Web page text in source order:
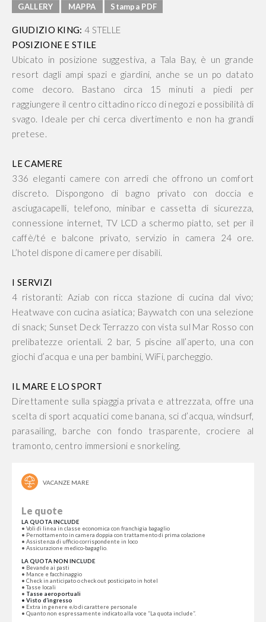
GALLERY MAPPA Stampa PDF
GIUDIZIO KING: 4 STELLE
POSIZIONE E STILE
Ubicato in posizione suggestiva, a Tala Bay, è un grande
resort dagli ampi spazi e giardini, anche se un po datato
come decoro. Bastano circa 15 minuti a piedi per
raggiungere il centro cittadino ricco di negozi e possibilità di
svago. Ideale per chi cerca divertimento e non ha grandi
pretese.
LE CAMERE
336 eleganti camere con arredi che offrono un comfort
discreto. Dispongono di bagno privato con doccia e
asciugacapelli, telefono, minibar e cassetta di sicurezza,
connessione internet, TV LCD a schermo piatto, set per il
caffè/té e balcone privato, servizio in camera 24 ore.
L’hotel dispone di camere per disabili.
I SERVIZI
4 ristoranti: Aziab con ricca stazione di cucina dal vivo;
Heatwave con cucina asiatica; Baywatch con una selezione
di snack; Sunset Deck Terrazzo con vista sul Mar Rosso con
prelibatezze orientali. 2 bar, 5 piscine all’aperto, una con
giochi d’acqua e una per bambini, WiFi, parcheggio.
IL MARE E LO SPORT
Direttamente sulla spiaggia privata e attrezzata, offre una
scelta di sport acquatici come banana, sci d’acqua, windsurf,
parasailing, barche con fondo trasparente, crociere al
tramonto, centro immersioni e snorkeling.
VACANZE MARE
Le quote
LA QUOTA INCLUDE
• Voli di linea in classe economica con franchigia bagaglio
• Pernottamento in camera doppia con trattamento di prima colazione
• Assistenza di ufficio corrispondente in loco
• Assicurazione medico-bagaglio.
LA QUOTA NON INCLUDE
• Bevande ai pasti
• Mance e facchinaggio
• Check in anticipato o check out posticipato in hotel
• Tasse locali
• Tasse aeroportuali
• Visto d’ingresso
• Extra in genere e/o di carattere personale
• Quanto non espressamente indicato alla voce “La quota include”.